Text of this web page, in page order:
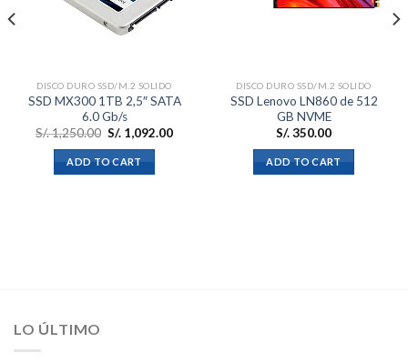
deseos
DISCO DURO SSD/M.2 SOLIDO
SSD MX300 1TB 2,5″ SATA
6.0 Gb/s
S/.1,250.00 S/. 1,092.00
ADD TO CART
deseos
DISCO DURO SSD/M.2 SOLIDO
SSD Lenovo LN860 de 512
GB NVME
S/.350.00
ADD TO CART
LO ÚLTIMO